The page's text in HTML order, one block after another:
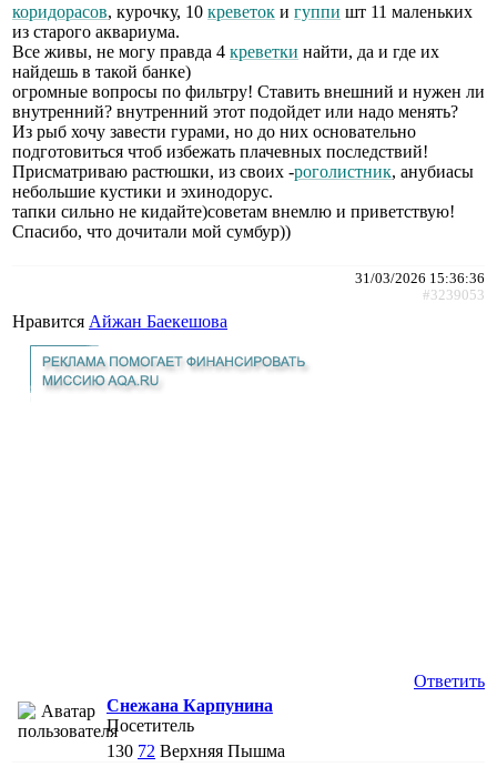
коридорасов, курочку, 10 креветок и гуппи шт 11 маленьких
из старого аквариума.
Все живы, не могу правда 4 креветки найти, да и где их
найдешь в такой банке)
огромные вопросы по фильтру! Ставить внешний и нужен ли
внутренний? внутренний этот подойдет или надо менять?
Из рыб хочу завести гурами, но до них основательно
подготовиться чтоб избежать плачевных последствий!
Присматриваю растюшки, из своих -роголистник, анубиасы
небольшие кустики и эхинодорус.
тапки сильно не кидайте)советам внемлю и приветствую!
Спасибо, что дочитали мой сумбур))
31/03/2026 15:36:36
#3239053
Нравится Айжан Баекешова
Ответить
Снежана Карпунина
Посетитель
130 72 Верхняя Пышма